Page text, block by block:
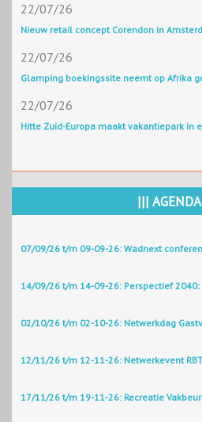
22/07/26
Nieuw retail concept Corendon in
22/07/26
Glamping boekingssite neemt op Afrika
22/07/26
Hitte Zuid-Europa maakt vakantiepark in
|||
07/09/26 t/m 09-09-26: Wadnext
14/09/26 t/m 14-09-26: Perspectief
02/10/26 t/m 02-10-26: Netwerkdag
12/11/26 t/m 12-11-26: Netwerkevent
17/11/26 t/m 19-11-26: Recreatie